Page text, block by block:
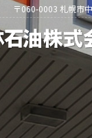
〒060-0003 札幌市